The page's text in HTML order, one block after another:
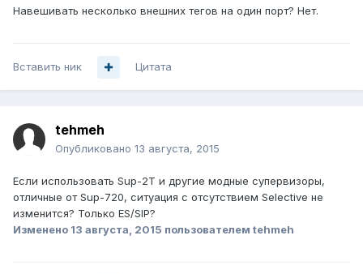
Навешивать несколько внешних тегов на один порт? Нет.
Вставить ник Цитата
tehmeh
Опубликовано 13 августа, 2015
Если использовать Sup-2T и другие модные супервизоры,
отличные от Sup-720, ситуация с отсутствием Selective не
изменится? Только ES/SIP?
Изменено 13 августа, 2015 пользователем tehmeh